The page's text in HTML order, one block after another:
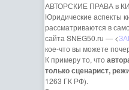
АВТОРСКИЕ ПРАВА в
Юридические аспекты
рассматриваются в
сайта SNEG50.ru — <
кое-что вы можете
К примеру то, что
только сценарист,
1263 ГК РФ).